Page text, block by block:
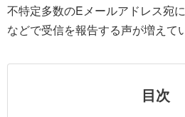
不特定多数のEメールアドレス宛
などで受信を報告する声が増えて
目次